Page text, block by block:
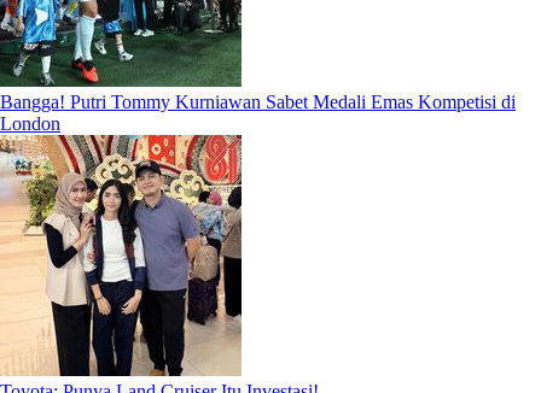
Bangga! Putri Tommy Kurniawan Sabet Medali Emas Kompetisi di
London